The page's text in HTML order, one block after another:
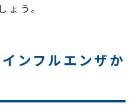
う。
ンフルエンザか